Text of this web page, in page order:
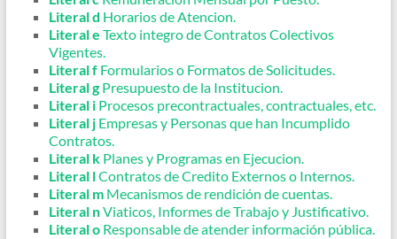
Literal d Horarios de Atencion.
Literal e Texto integro de Contratos Colectivos
Vigentes.
Literal f Formularios o Formatos de Solicitudes.
Literal g Presupuesto de la Institucion.
Literal i Procesos precontractuales, contractuales, etc.
Literal j Empresas y Personas que han Incumplido
Contratos.
Literal k Planes y Programas en Ejecucion.
Literal lContratos de Credito Externos o Internos.
Literal m Mecanismos de rendición de cuentas.
Literal nViaticos, Informes de Trabajo y Justificativo.
Literal o Responsable de atender información pública.